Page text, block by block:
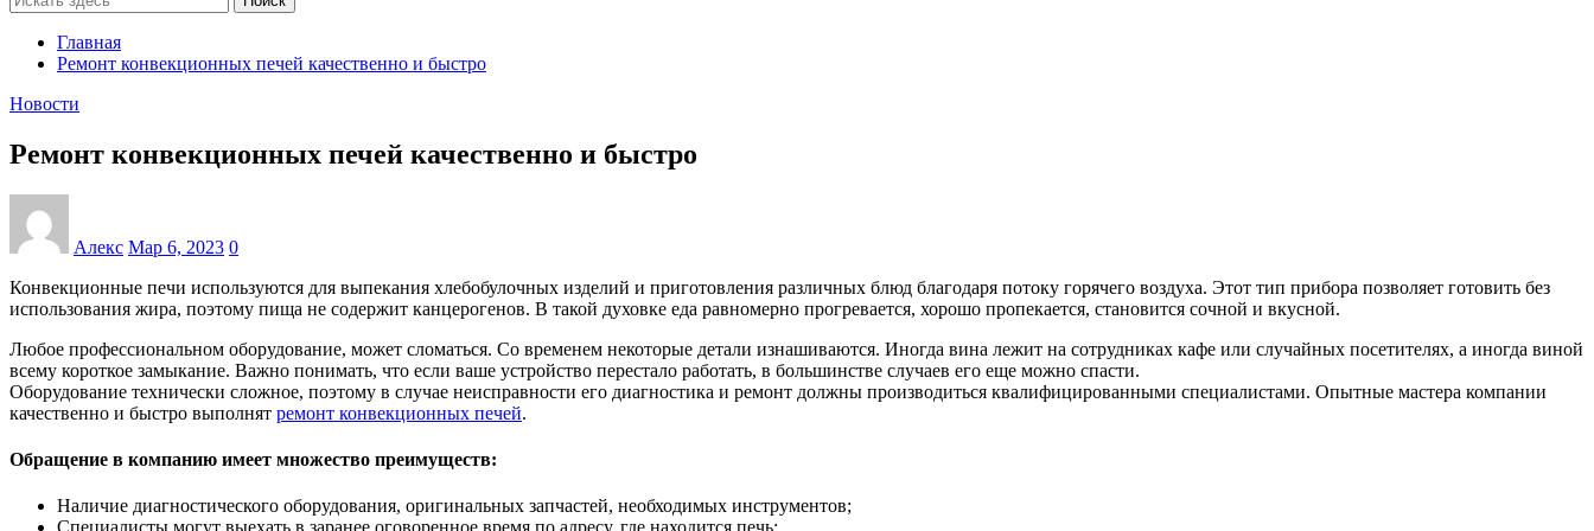
Главная
Ремонт конвекционных печей качественно и быстро
Новости
Ремонт конвекционных печей качественно и быстро
Алекс Мар 6, 2023 0
Конвекционные печи используются для выпекания хлебобулочных изделий и приготовления различных блюд благодаря потоку горячего воздуха. Этот тип прибора позволяет готовить без
использования жира, поэтому пища не содержит канцерогенов. В такой духовке еда равномерно прогревается, хорошо пропекается, становится сочной и вкусной.
Любое профессиональном оборудование, может сломаться. Со временем некоторые детали изнашиваются. Иногда вина лежит на сотрудниках кафе или случайных посетителях, а иногда виной
всему короткое замыкание. Важно понимать, что если ваше устройство перестало работать, в большинстве случаев его еще можно спасти.
Оборудование технически сложное, поэтому в случае неисправности его диагностика и ремонт должны производиться квалифицированными специалистами. Опытные мастера компании
качественно и быстро выполнят ремонт конвекционных печей.
Обращение в компанию имеет множество преимуществ:
Наличие диагностического оборудования, оригинальных запчастей, необходимых инструментов;